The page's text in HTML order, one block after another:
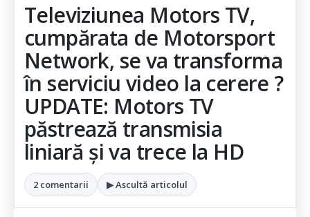
Televiziunea Motors TV,
cumpărata de Motorsport
Network, se va transforma
în serviciu video la cerere ?
UPDATE: Motors TV
păstrează transmisia
liniară și va trece la HD
2 comentarii ▶ Ascultă articolul